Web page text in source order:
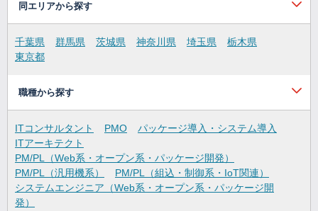
同エリアから探す
千葉県 群馬県 茨城県 神奈川県 埼玉県
栃木県
東京都
職種から探す
ITコンサルタント PMO
パッケージ導入・システム導入
ITアーキテクト
PM/PL（Web系・オープン系・パッケージ開発）
PM/PL（汎用機系）
PM/PL（組込・制御系・IoT関連）
システムエンジニア（Web系・オープン系・パッケージ開
発）